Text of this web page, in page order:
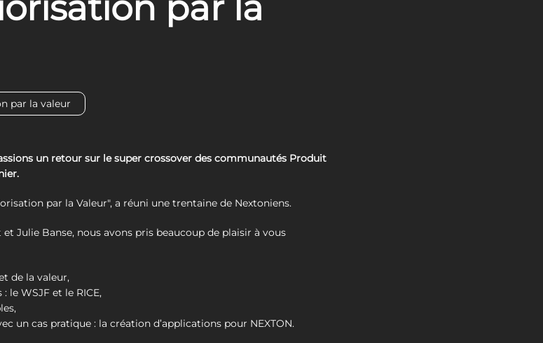
par la valeur
un retour sur le super crossover des communautés Produit
par la Valeur", a réuni une trentaine de Nextoniens.
Julie Banse, nous avons pris beaucoup de plaisir à vous
de la valeur,
le WSJF et le RICE,
un cas pratique : la création d’applications pour NEXTON.